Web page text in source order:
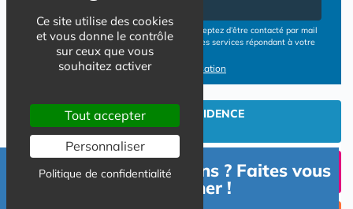
En cliquant sur le bouton ENVOYER vous acceptez d’être contacté par mail
ou téléphone par les opérateurs de résidences services répondant à votre
demande
Conditions d'utilisation
INVESTIR EN RESIDENCE
SENIOR
UN SEJOUR TEMPORAIIRE
EN RESIDENCE SENIOR?
Besoin d'informations ? Faites vous
accompagner !
Ce site utilise des cookies
et vous donne le contrôle
sur ceux que vous
souhaitez activer
Tout accepter
Personnaliser
Politique de confidentialité